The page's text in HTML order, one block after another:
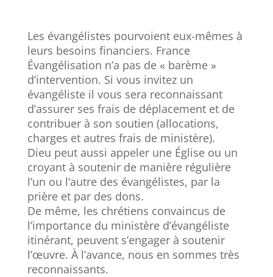
Les évangélistes pourvoient eux-mêmes à
leurs besoins financiers. France
Évangélisation n’a pas de « barème »
d’intervention. Si vous invitez un
évangéliste il vous sera reconnaissant
d’assurer ses frais de déplacement et de
contribuer à son soutien (allocations,
charges et autres frais de ministère).
Dieu peut aussi appeler une Église ou un
croyant à soutenir de manière régulière
l’un ou l’autre des évangélistes, par la
prière et par des dons.
De même, les chrétiens convaincus de
l’importance du ministère d’évangéliste
itinérant, peuvent s’engager à soutenir
l’œuvre. À l’avance, nous en sommes très
reconnaissants.